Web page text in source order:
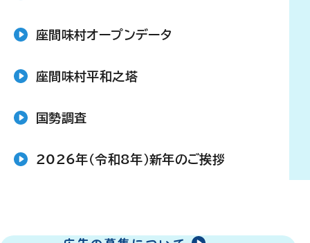
座間味村オープンデータ
座間味村平和之塔
国勢調査
2026年（令和8年）新年のご挨拶